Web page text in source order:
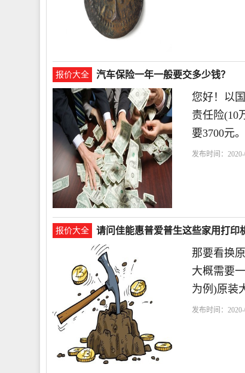
报价大全 汽车保险一年一般要交多少钱？
您好！以
责任险(10
要3700元
发布时间：
报价大全 请问佳能惠普爱普生这些家用打印
那要看换
大概需要
为例)原装
发布时间：